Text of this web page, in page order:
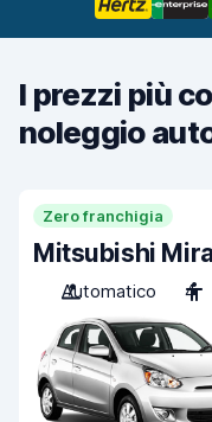
I prezzi più
noleggio
Zero franchigia
Mitsubishi
Automatico
4